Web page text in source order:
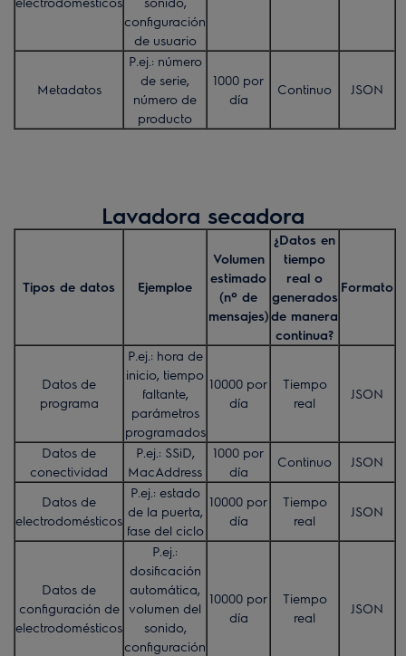
configuración
de usuario
Metadatos
P.ej.: número
de serie,
número de
producto
1000 por
día
Continuo JSON
Lavadora secadora
Tipos de datos Ejemploe
Volumen
estimado
(nº de
mensajes)
¿Datos en
tiempo
real o
generados
de manera
continua?
Formato
Datos de
programa
P.ej.: hora de
inicio, tiempo
faltante,
parámetros
programados
10000 por
día
Tiempo
real
JSON
Datos de
conectividad
P.ej.: SSiD,
MacAddress
1000 por
día
Continuo JSON
Datos de
electrodomésticos
P.ej.: estado
de la puerta,
fase del ciclo
10000 por
día
Tiempo
real
JSON
Datos de
configuración de
electrodomésticos
P.ej.:
dosificación
automática,
volumen del
sonido,
configuración
10000 por
día
Tiempo
real
JSON